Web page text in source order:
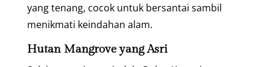
yang tenang, cocok untuk bersantai sambil
menikmati keindahan alam.
Hutan Mangrove yang Asri